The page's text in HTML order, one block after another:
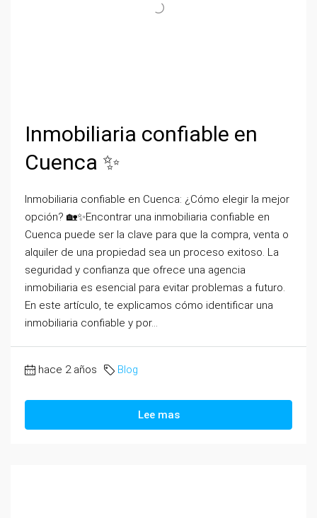
Inmobiliaria confiable en
Cuenca ✨
Inmobiliaria confiable en Cuenca: ¿Cómo elegir la mejor
opción? 🏡✨Encontrar una inmobiliaria confiable en
Cuenca puede ser la clave para que la compra, venta o
alquiler de una propiedad sea un proceso exitoso. La
seguridad y confianza que ofrece una agencia
inmobiliaria es esencial para evitar problemas a futuro.
En este artículo, te explicamos cómo identificar una
inmobiliaria confiable y por...
hace 2 años Blog
Lee mas